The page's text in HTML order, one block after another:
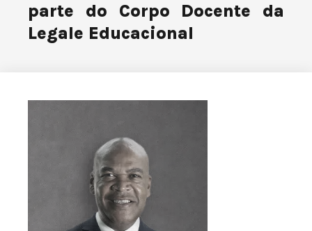
parte do Corpo Docente da
Legale Educacional